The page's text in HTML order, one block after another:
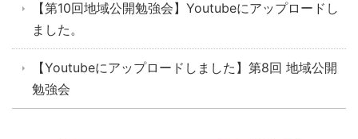
【第10回地域公開勉強会】Youtubeにアップロードし
ました。
【Youtubeにアップロードしました】第8回 地域公開
勉強会